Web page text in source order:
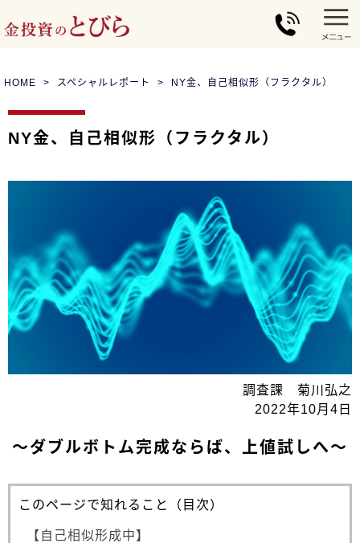
HOME スペシャルレポート NY金、自己相似形（フラクタル）
NY金、自己相似形（フラクタル）
調査課 菊川弘之
2022年10月4日
～ダブルボトム完成ならば、上値試しへ～
このページで知れること（目次）
【自己相似形成中】